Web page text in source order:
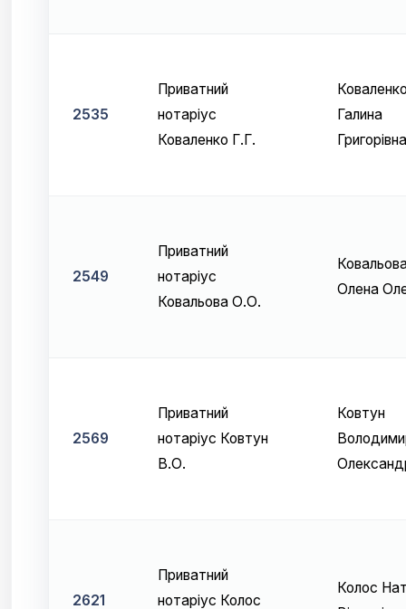
2535
Приватний
нотаріус
Коваленко Г.Г.
Галина
Григорівна
2549
Приватний
нотаріус
Ковальова О.О.
Олена
2569
Приватний
нотаріус Ковтун
В.О.
Ковтун
2621
Приватний
нотаріус Колос
Колос